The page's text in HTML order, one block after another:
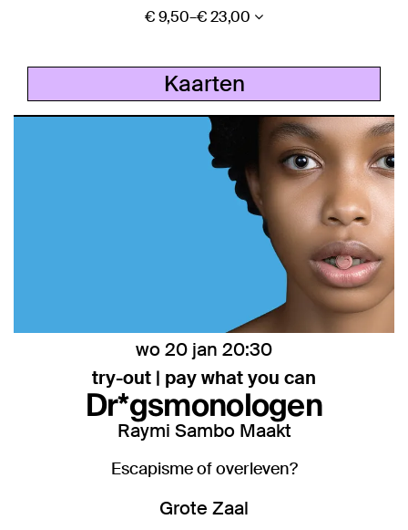
€ 9,50–€ 23,00
Kaarten
Dr*gsmonologen
Raymi Sambo Maakt
try-out | pay what you can
wo 20 jan 20:30
Escapisme of overleven?
Grote Zaal